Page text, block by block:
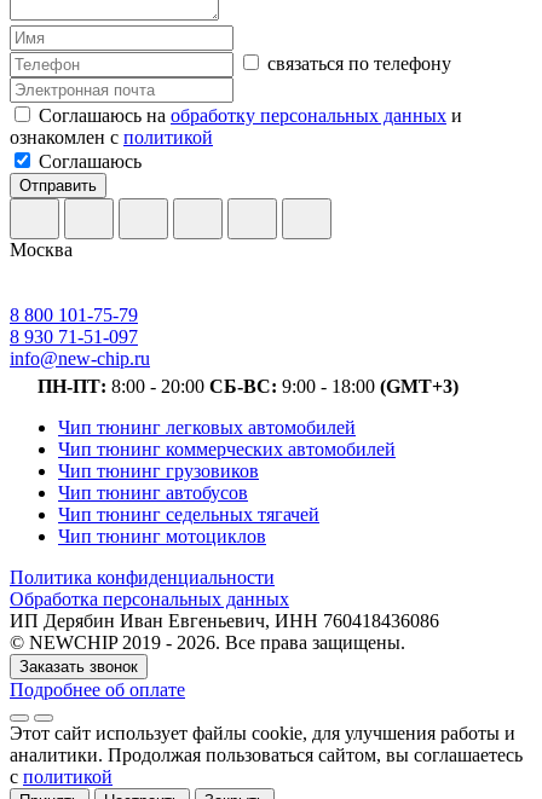
связаться по телефону
Соглашаюсь на обработку персональных данных и
ознакомлен с политикой
Соглашаюсь
Отправить
Москва
8 800 101-75-79
8 930 71-51-097
info@new-chip.ru
ПН-ПТ: 8:00 - 20:00 СБ-ВС: 9:00 - 18:00 (GMT+3)
Чип тюнинг легковых автомобилей
Чип тюнинг коммерческих автомобилей
Чип тюнинг грузовиков
Чип тюнинг автобусов
Чип тюнинг седельных тягачей
Чип тюнинг мотоциклов
Политика конфиденциальности
Обработка персональных данных
ИП Дерябин Иван Евгеньевич, ИНН 760418436086
© NEWCHIP 2019 - 2026. Все права защищены.
Заказать звонок
Подробнее об оплате
Этот сайт использует файлы cookie, для улучшения работы и
аналитики. Продолжая пользоваться сайтом, вы соглашаетесь
с политикой